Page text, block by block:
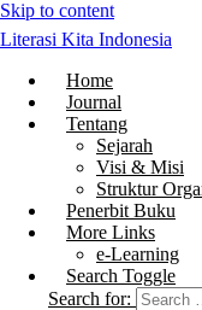
Skip to content
Literasi Kita Indonesia
Home
Journal
Tentang
Sejarah
Visi & Misi
Struktur
Penerbit Buku
More Links
e-Learning
Search Toggle
Search for: